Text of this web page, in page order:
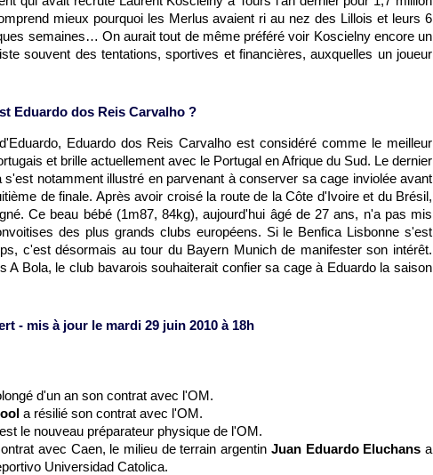
mieux pourquoi les Merlus avaient ri au nez des Lillois et leurs 6
semaines… On aurait tout de même préféré voir Koscielny encore un
souvent des tentations, sportives et financières, auxquelles un joueur
Eduardo dos Reis Carvalho ?
Eduardo dos Reis Carvalho est considéré comme le meilleur
et brille actuellement avec le Portugal en Afrique du Sud. Le dernier
s'est notamment illustré en parvenant à conserver sa cage inviolée avant
de finale. Après avoir croisé la route de la Côte d'Ivoire et du Brésil,
Ce beau bébé (1m87, 84kg), aujourd'hui âgé de 27 ans, n'a pas mis
des plus grands clubs européens. Si le Benfica Lisbonne s'est
c'est désormais au tour du Bayern Munich de manifester son intérêt.
A Bola, le club bavarois souhaiterait confier sa cage à Eduardo la saison
- mis à jour le mardi 29 juin 2010 à 18h
d'un an son contrat avec l'OM.
a résilié son contrat avec l'OM.
est le nouveau préparateur physique de l'OM.
avec Caen, le milieu de terrain argentin Juan Eduardo Eluchans a
Universidad Catolica.